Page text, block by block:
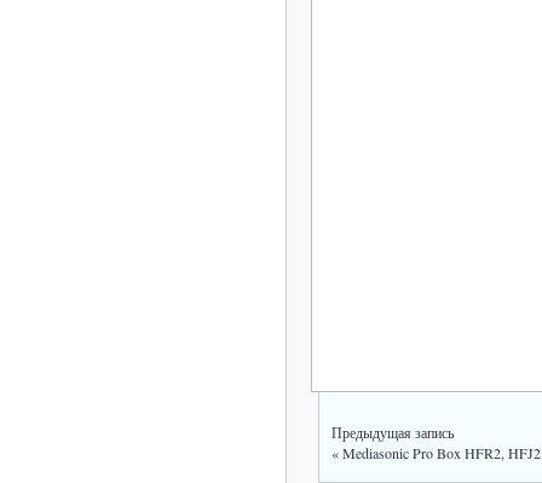
Предыдущая запись
«Mediasonic Pro Box HFR2,